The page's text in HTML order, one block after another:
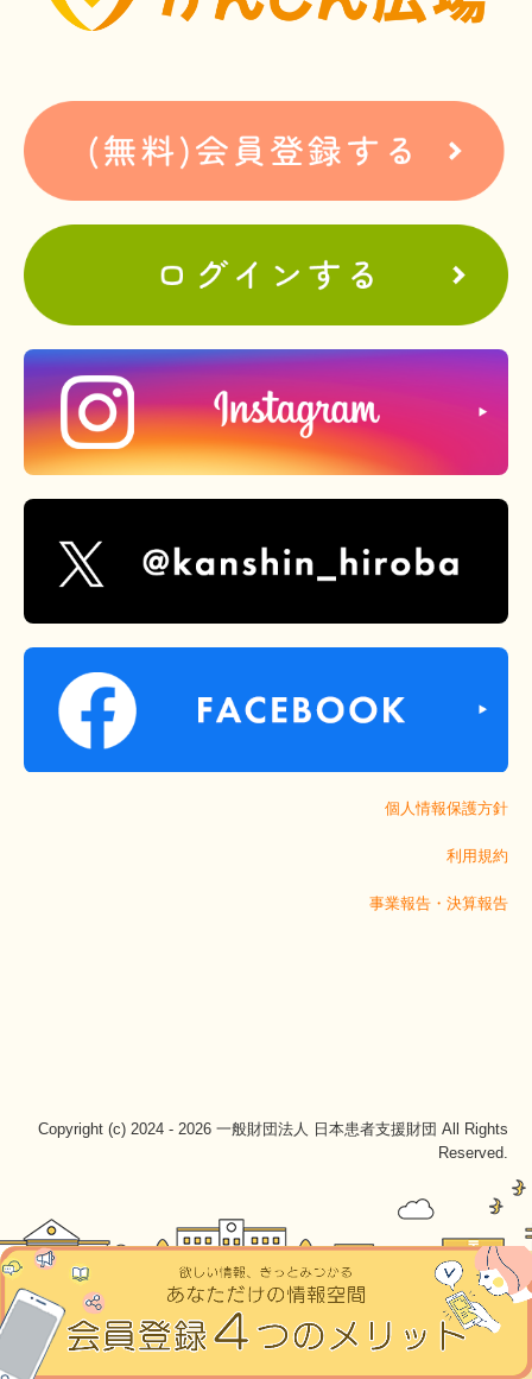
個人情報保護方針
利用規約
事業報告・決算報告
Copyright (c) 2024 - 2026 一般財団法人 日本患者支援財団 All Rights
Reserved.